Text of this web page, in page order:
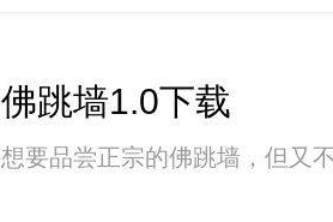
佛跳墙1.0下载
想要品尝正宗的佛跳墙，但又